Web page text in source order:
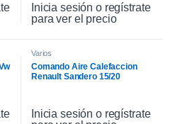
Inicia sesión o regístrate
para ver el precio
Varios
Comando Aire Calefaccion
Renault Sandero 15/20
Inicia sesión o regístrate